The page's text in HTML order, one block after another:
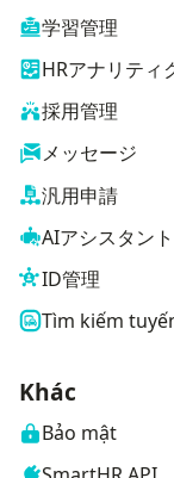
学習管理
HRアナリティ
採用管理
メッセージ
汎用申請
AIアシスタント
ID管理
Tìm kiếm
Khác
Bảo mật